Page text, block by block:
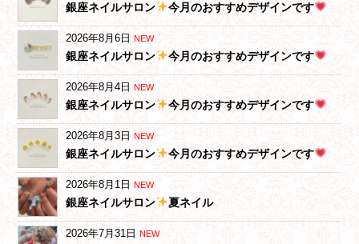
銀座ネイルサロン 今月のおすすめデザインです
2026年8月6日 NEW
銀座ネイルサロン 今月のおすすめデザインです
2026年8月4日 NEW
銀座ネイルサロン 今月のおすすめデザインです
2026年8月3日 NEW
銀座ネイルサロン 今月のおすすめデザインです
2026年8月1日 NEW
銀座ネイルサロン 夏ネイル
2026年7月31日 NEW